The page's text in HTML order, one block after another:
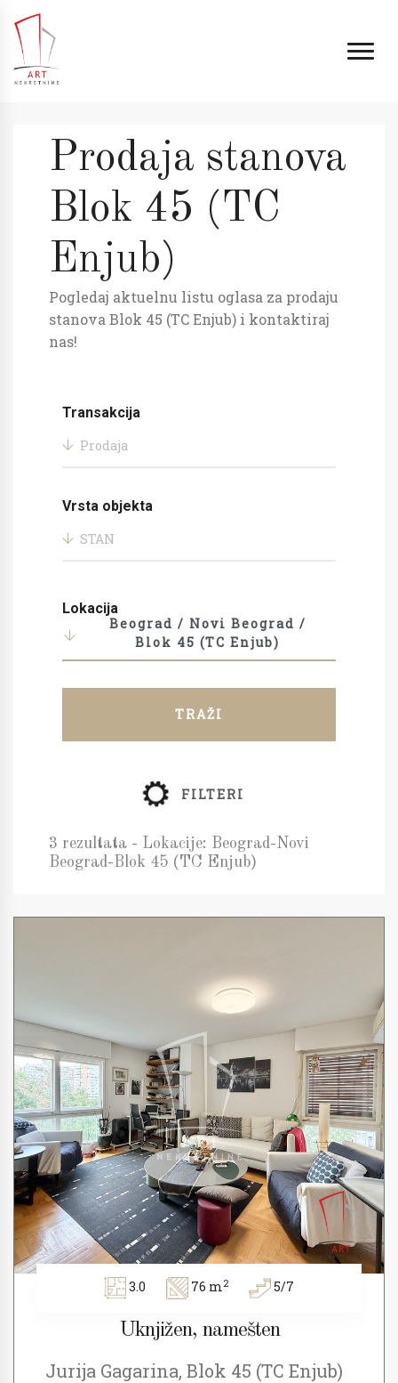
Prodaja stanova
Blok 45 (TC
Enjub)
Pogledaj aktuelnu listu oglasa za prodaju
stanova Blok 45 (TC Enjub) i kontaktiraj
nas!
Transakcija
Prodaja
Vrsta objekta
STAN
Lokacija
Beograd / Novi Beograd /
Blok 45 (TC Enjub)
TRAŽI
FILTERI
3 rezultata - Lokacije: Beograd-Novi
Beograd-Blok 45 (TC Enjub)
3.0 76 m2 5/7
Uknjižen, namešten
Jurija Gagarina, Blok 45 (TC Enjub)